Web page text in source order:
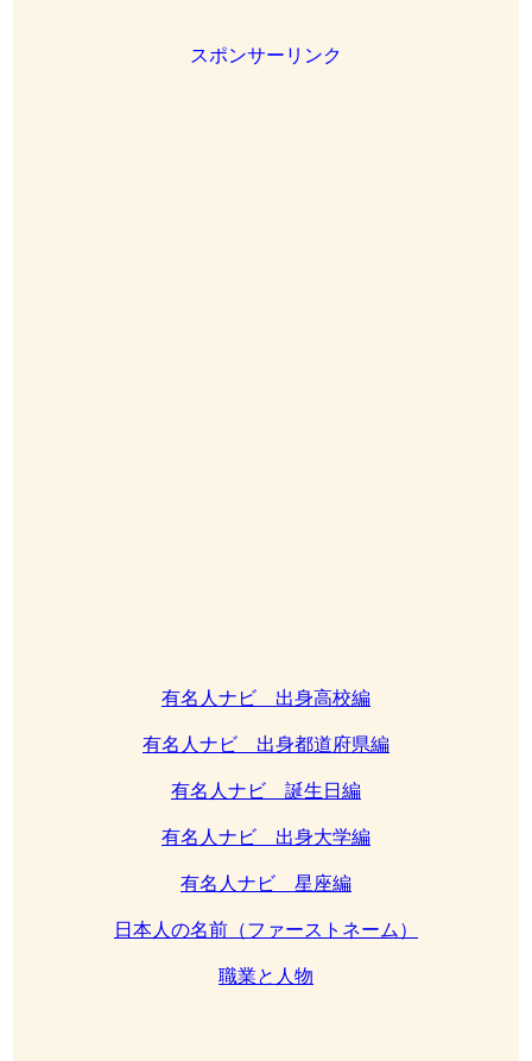
スポンサーリンク
有名人ナビ 出身高校編
有名人ナビ 出身都道府県編
有名人ナビ 誕生日編
有名人ナビ 出身大学編
有名人ナビ 星座編
日本人の名前（ファーストネーム）
職業と人物